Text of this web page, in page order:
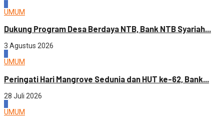
UMUM
Dukung Program Desa Berdaya NTB, Bank NTB Syariah...
3 Agustus 2026
UMUM
Peringati Hari Mangrove Sedunia dan HUT ke-62, Bank...
28 Juli 2026
UMUM